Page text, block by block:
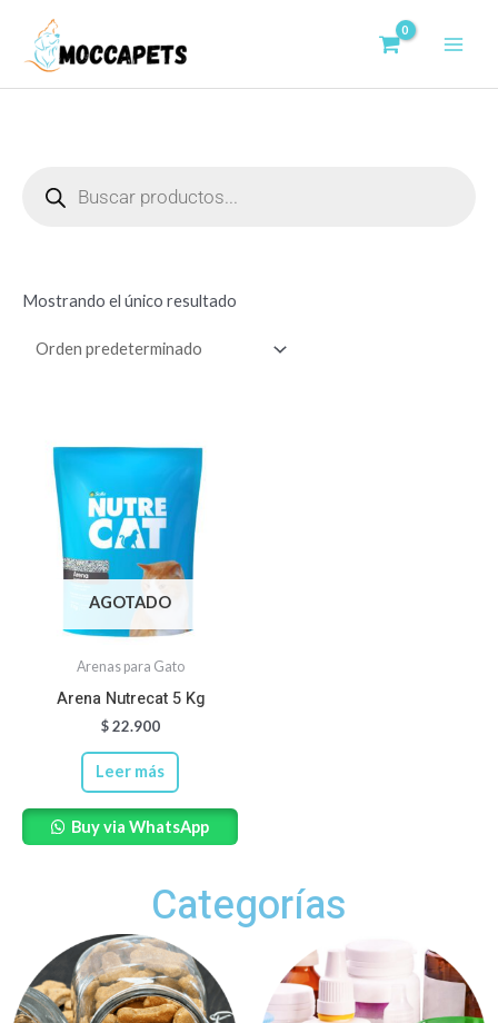
contenido
Menu
productos
Mostrando el único resultado
AGOTADO
Arenas para Gato
Arena Nutrecat 5 Kg
$22.900
Leer más
Buy via WhatsApp
Categorías